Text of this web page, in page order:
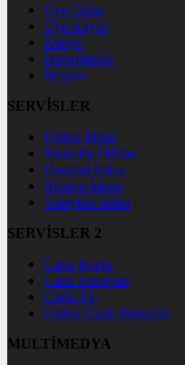
Üye Girişi
Üye Kaydı
Künye
Hakkımızda
İletişim
SERVİSLER
Futbol İddaa
Basketbol İddaa
Hentbol İddaa
Bilardo İddaa
Voleybol İddaa
SERVİSLER 2
Canlı Borsa
Canlı Sonuçlar
Canlı TV
Futbol Canlı Sonuçlar
MULTİMEDYA